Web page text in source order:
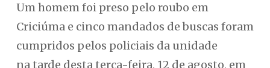
Um homem foi preso pelo roubo em
Criciúma e cinco mandados de buscas foram
cumpridos pelos policiais da unidade
na tarde desta terça-feira, 12 de agosto, em